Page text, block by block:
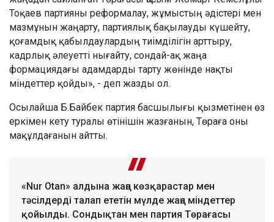
Тоқаев партияны реформалау, жұмыстың әдістері мен
мазмұнын жаңарту, партиялық бақылауды күшейту,
қоғамдық қабылдаулардың тиімділігін арттыру,
кадрлық әлеуетті нығайту, сондай-ақ жаңа
формациядағы адамдарды тарту жөнінде нақты
міндеттер қойды», - деп жазды ол.
Осылайша Б.Байбек партия басшылығы қызметінен өз
еркімен кету туралы өтінішін жазғанын, Төраға оны
мақұлдағанын айтты.
«Nur Otan» алдына жаңа көзқарастар мен
тәсілдерді талап ететін мүлде жаңа міндеттер
қойылды. Сондықтан мен партия Төрағасы